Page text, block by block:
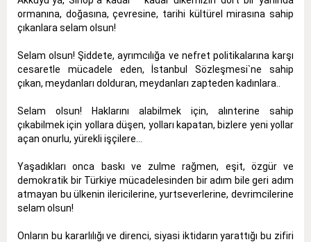
ormanına, doğasına, çevresine, tarihi kültürel mirasına sahip
çıkanlara selam olsun!
Selam olsun! Şiddete, ayrımcılığa ve nefret politikalarına karşı
cesaretle mücadele eden, İstanbul Sözleşmesi`ne sahip
çıkan, meydanları dolduran, meydanları zapteden kadınlara..
Selam olsun! Haklarını alabilmek için, alınterine sahip
çıkabilmek için yollara düşen, yolları kapatan, bizlere yeni yollar
açan onurlu, yürekli işçilere...
Yaşadıkları onca baskı ve zulme rağmen, eşit, özgür ve
demokratik bir Türkiye mücadelesinden bir adım bile geri adım
atmayan bu ülkenin ilericilerine, yurtseverlerine, devrimcilerine
selam olsun!
Onların bu kararlılığı ve direnci, siyasi iktidarın yarattığı bu zifiri